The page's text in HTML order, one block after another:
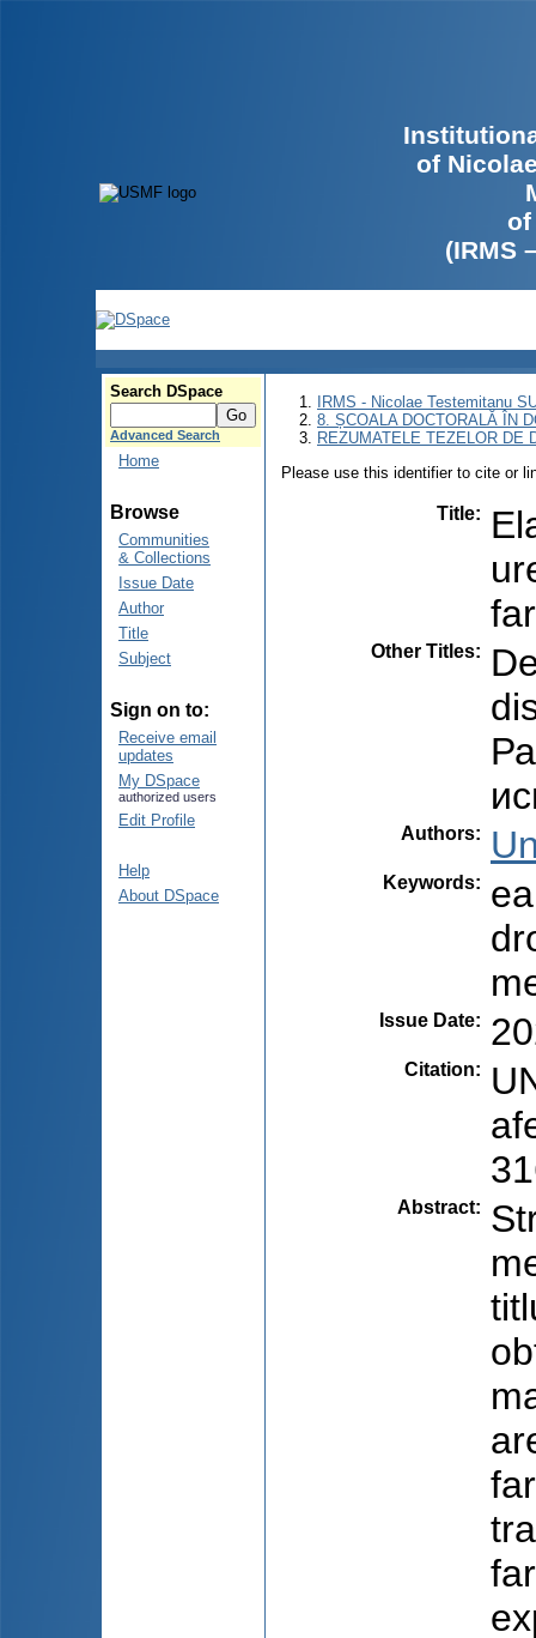
of
of
(IRMS
Search DSpace
Advanced Search
Home
Browse
Communities
& Collections
Issue Date
Author
Title
Subject
Sign on to:
Receive email
updates
My DSpace
authorized users
Edit Profile
Help
About DSpace
IRMS - Nicolae Testemitanu
8. ȘCOALA DOCTORALĂ ÎN
REZUMATELE TEZELOR DE
Please use this identifier to cite or
Title:
Other Titles:
Authors:
Keywords:
Issue Date:
Citation:
Abstract: